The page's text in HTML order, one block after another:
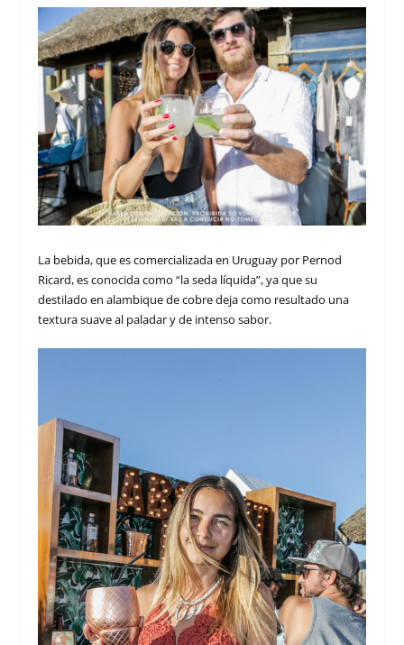
La bebida, que es comercializada en Uruguay por Pernod
Ricard, es conocida como “la seda líquida”, ya que su
destilado en alambique de cobre deja como resultado una
textura suave al paladar y de intenso sabor.